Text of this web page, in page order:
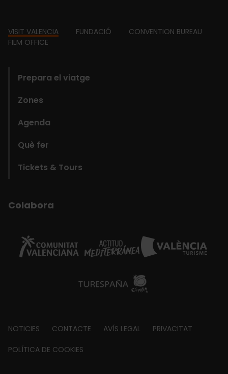
Footer
VISIT VALENCIA FUNDACIÓ
CONVENTION BUREAU
FILM OFFICE
Prepara el viatge
Zones
Agenda
Què fer
Tickets & Tours
Colabora
Footer
about
NOTICIES CONTACTE AVÍS LEGAL PRIVACITAT
POLÍTICA DE COOKIES